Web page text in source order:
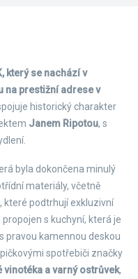
který se nachází v
na prestižní adrese v
historický charakter
Janem Ripotou, s
byla dokončena minulý
materiály, včetně
, které podtrhují exkluzivní
s kuchyní, která je
pravou kamennou deskou
spotřebiči značky
vinotéka a varný ostrůvek,